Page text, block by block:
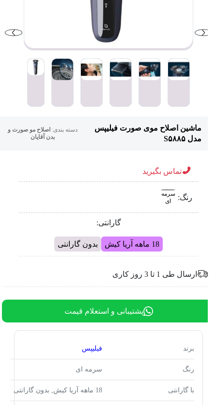
ماشین اصلاح موی صورت فیلیپس
مدل S۵۸۸۵
دسته بندی:اصلاح مو صورت و
بدن آقایان
تماس بگیرید
رنگ: سرمه
ای
گارانتی:
بدون گارانتی
ارسال طی 1 تا 3 روز کاری
پشتیبانی و استعلام قیمت
برند فیلیپس
رنگ سرمه ای
با گارانتی